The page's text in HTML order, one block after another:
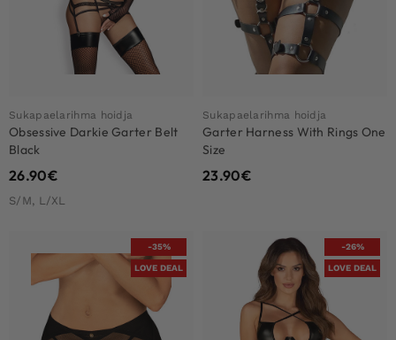
Sukapaelarihma hoidja
Obsessive Darkie Garter Belt
Black
26.90€
S/M, L/XL
Sukapaelarihma hoidja
Garter Harness With Rings One
Size
23.90€
-35%
LOVE DEAL
-26%
LOVE DEAL